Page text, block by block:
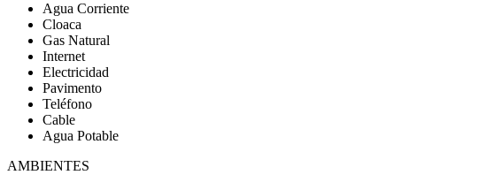
Agua Corriente
Cloaca
Gas Natural
Internet
Electricidad
Pavimento
Teléfono
Cable
Agua Potable
AMBIENTES